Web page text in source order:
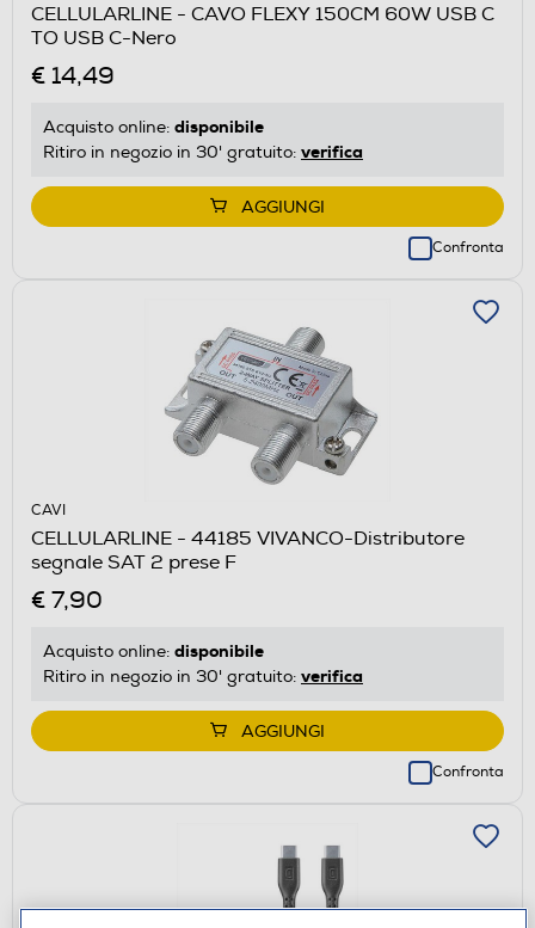
CELLULARLINE - CAVO FLEXY 150CM 60W USB C
TO USB C-Nero
€ 14,49
Acquisto online: disponibile
Ritiro in negozio in 30' gratuito: verifica
AGGIUNGI
Confronta
CAVI
CELLULARLINE - 44185 VIVANCO-Distributore
segnale SAT 2 prese F
€ 7,90
Acquisto online: disponibile
Ritiro in negozio in 30' gratuito: verifica
AGGIUNGI
Confronta